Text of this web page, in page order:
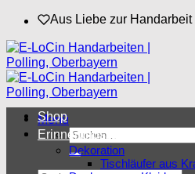
Aus Liebe zur Handarbeit
Menü
Suchen
nach:
Shop
Erinnerungsstücke aus
Dekoration
Tischläufer aus